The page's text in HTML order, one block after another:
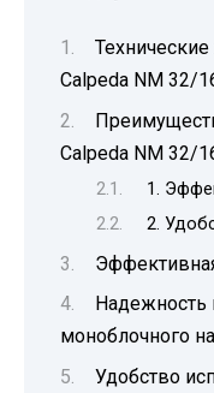
Технические
Calpeda NM 32/
Calpeda NM 32/
1.
2.
Надежность
моноблочного
Удобство